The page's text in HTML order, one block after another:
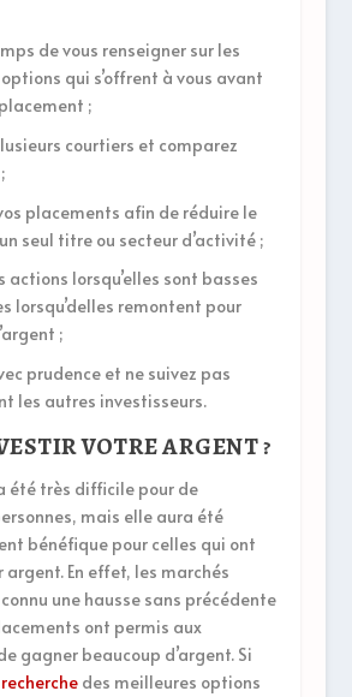
de vous renseigner sur les
qui s’offrent à vous avant
;
courtiers et comparez
placements afin de réduire le
seul titre ou secteur d’activité ;
actions lorsqu’elles sont basses
lorsqu’delles remontent pour
;
prudence et ne suivez pas
les autres investisseurs.
VOTRE ARGENT ?
été très difficile pour de
mais elle aura été
bénéfique pour celles qui ont
argent. En effet, les marchés
une hausse sans précédente
ont permis aux
gagner beaucoup d’argent. Si
recherchedes meilleures options